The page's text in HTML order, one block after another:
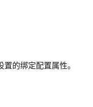
的绑定配置属性。